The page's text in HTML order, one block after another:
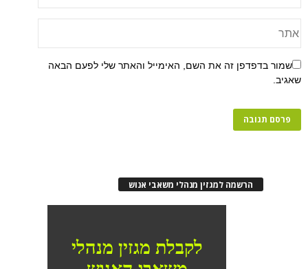
שמור בדפדפן זה את השם, האימייל והאתר שלי לפעם הבאה
שאגיב.
הרשמה למגזין מנהלי משאבי אנוש